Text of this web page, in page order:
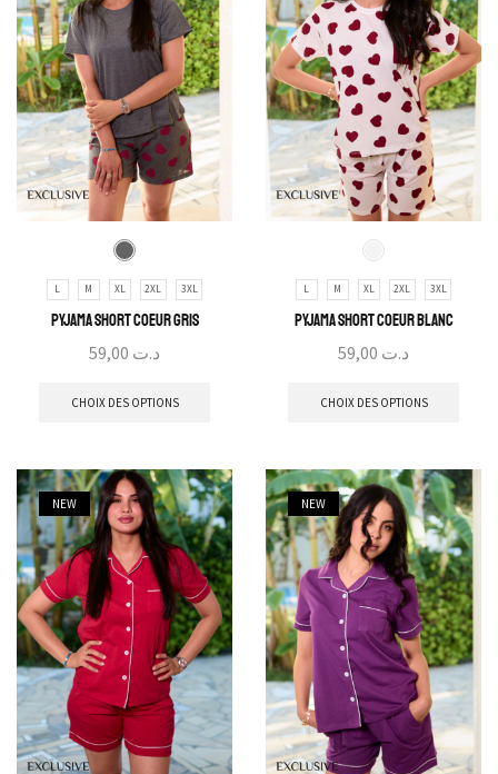
L M XL 2XL 3XL
Pyjama Short Coeur Gris
د.ت
CHOIX DES OPTIONS
L M XL 2XL 3XL
Pyjama Short Coeur Blanc
د.ت
CHOIX DES OPTIONS
NEW NEW